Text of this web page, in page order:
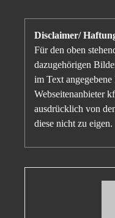
Disclaimer/
Für den oben
dazugehörigen
im Text
Webseitenanbieter
ausdrücklich von
diese nicht zu eigen.